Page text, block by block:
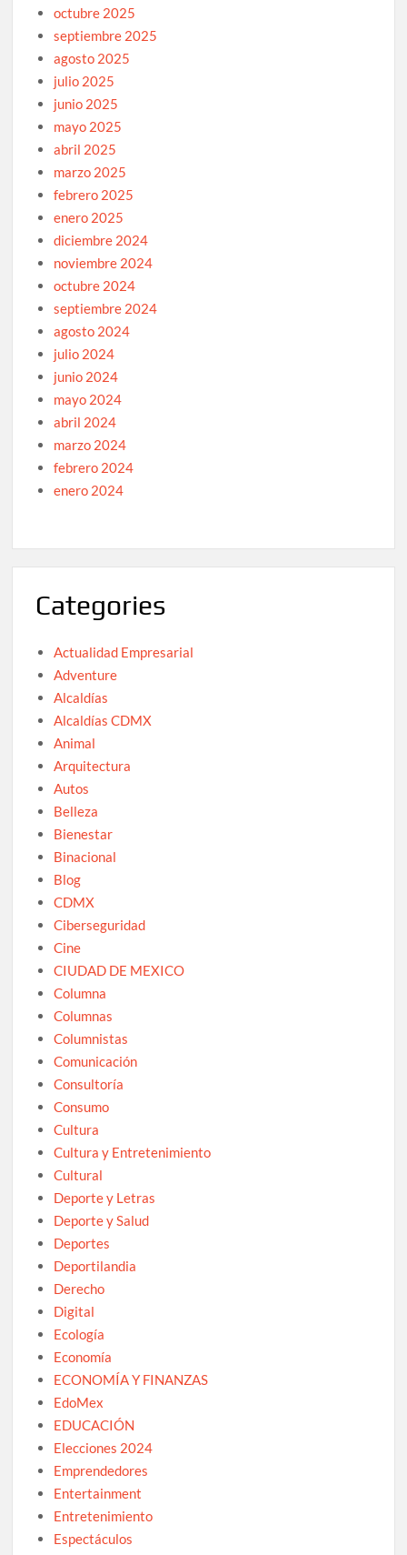
octubre 2025
septiembre 2025
agosto 2025
julio 2025
junio 2025
mayo 2025
abril 2025
marzo 2025
febrero 2025
enero 2025
diciembre 2024
noviembre 2024
octubre 2024
septiembre 2024
agosto 2024
julio 2024
junio 2024
mayo 2024
abril 2024
marzo 2024
febrero 2024
enero 2024
Categories
Actualidad Empresarial
Adventure
Alcaldías
Alcaldías CDMX
Animal
Arquitectura
Autos
Belleza
Bienestar
Binacional
Blog
CDMX
Ciberseguridad
Cine
CIUDAD DE MEXICO
Columna
Columnas
Columnistas
Comunicación
Consultoría
Consumo
Cultura
Cultura y Entretenimiento
Cultural
Deporte y Letras
Deporte y Salud
Deportes
Deportilandia
Derecho
Digital
Ecología
Economía
ECONOMÍA Y FINANZAS
EdoMex
EDUCACIÓN
Elecciones 2024
Emprendedores
Entertainment
Entretenimiento
Espectáculos